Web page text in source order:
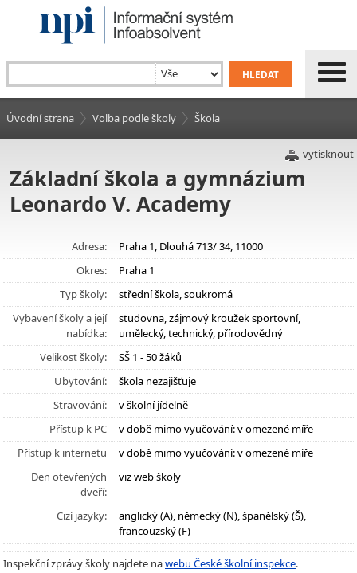
Úvodní strana Volba podle školy Škola
vytisknout
Základní škola a gymnázium
Leonardo V. Academy
Adresa:
Praha 1, Dlouhá 713/ 34, 11000
Okres:
Praha 1
Typ školy:
střední škola, soukromá
Vybavení školy a její
nabídka:
studovna, zájmový kroužek sportovní,
umělecký, technický, přírodovědný
Velikost školy:
SŠ 1 - 50 žáků
Ubytování:
škola nezajišťuje
Stravování:
v školní jídelně
Přístup k PC
v době mimo vyučování: v omezené míře
Přístup k internetu
v době mimo vyučování: v omezené míře
Den otevřených
dveří:
viz web školy
Cizí jazyky:
anglický (A), německý (N), španělský (Š),
francouzský (F)
Inspekční zprávy školy najdete nawebu České školní inspekce.